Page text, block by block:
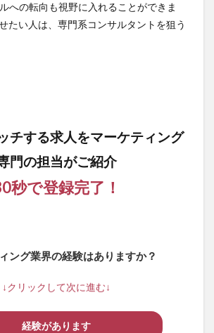
への転向も視野に入れることができま
たい人は、専門系コンサルタントを狙う
チする求人をマーケティング
門の担当がご紹介
秒で登録完了！
ング業界の経験はありますか？
↓クリックして次に進む↓
経験があります